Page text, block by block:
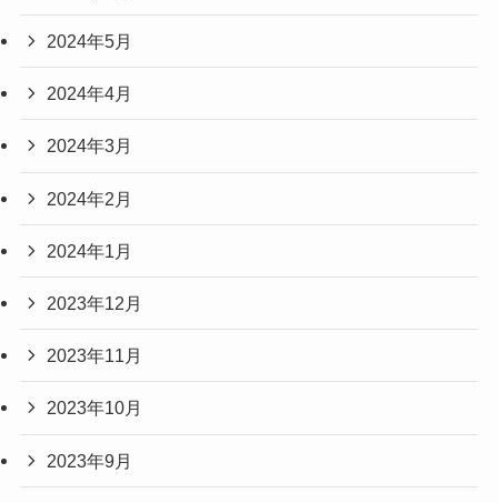
2024年5月
2024年4月
2024年3月
2024年2月
2024年1月
2023年12月
2023年11月
2023年10月
2023年9月